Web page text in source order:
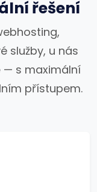
řešení
služby, u nás
— s maximální
přístupem.